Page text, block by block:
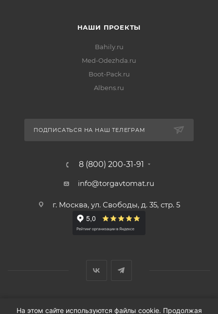
НАШИ ПРОЕКТЫ
Bahily.ru
Med-Odezhda.ru
Boot-Pack.ru
Albens.ru
ПОДПИСАТЬСЯ НА НАШ ТЕЛЕГРАМ
8 (800) 200-31-91
info@torgavtomat.ru
г. Москва, ул. Свободы, д. 35, стр. 5
© ООО «Вендорс», 1999-2026 г.
На этом сайте используются файлы cookie. Продолжая